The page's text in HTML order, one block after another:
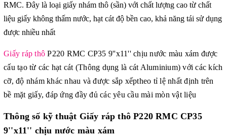
RMC. Đây là loại giấy nhám thô (sần) với chất lượng cao từ chất
liệu giấy không thấm nước, hạt cát độ bền cao, khả năng tái sử dụng
được nhiều nhất
Giấy ráp thô P220 RMC CP35 9''x11'' chịu nước màu xám được
cấu tạo từ các hạt cát (Thông dụng là cát Aluminium) với các kích
cỡ, độ nhám khác nhau và được sắp xếptheo tỉ lệ nhất định trên
bề mặt giấy, đáp ứng đầy đủ các yêu cầu mài mòn vật liệu
Thông số kỹ thuật Giấy ráp thô P220 RMC CP35
9''x11'' chịu nước màu xám